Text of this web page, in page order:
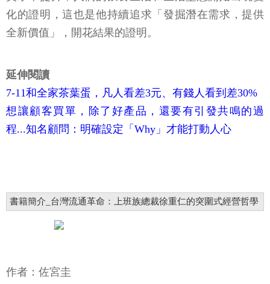
化的證明，這也是他持續追求「發掘潛在需求，提供
全新價值」，開花結果的證明。
延伸閱讀
7-11和全家茶葉蛋，凡人看差3元、有錢人看到差30%
想讓顧客買單，除了好產品，還要有引發共鳴的過
程...知名顧問：明確設定「Why」才能打動人心
書籍簡介_台灣流通革命：上班族總裁徐重仁的突圍式經營哲學
作者：佐宮圭